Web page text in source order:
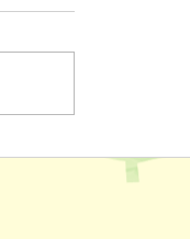
おっぽのおでん🍢